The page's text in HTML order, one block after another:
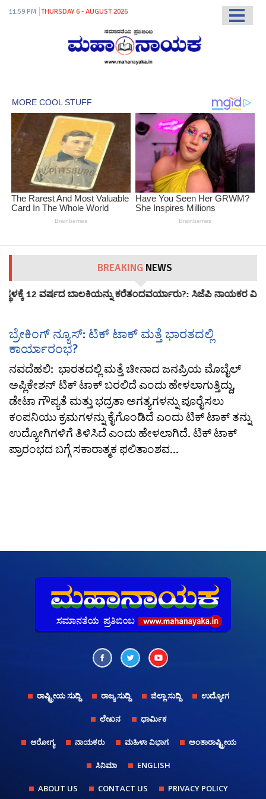
11:59 PM THURSDAY 6 - AUGUST 2026
BREAKING NEWS
12 ವರ್ಷದ ಬಾಲಕಿಯನ್ನು ಕರೆತಂದವರ್ಯಾರು?: ಸಿಜೆಪಿ ನಾಯಕರ
ಬ್ರೇಕಿಂಗ್ ನ್ಯೂಸ್: ಟಿಕ್ ಟಾಕ್ ಮತ್ತೆ ಭಾರತದಲ್ಲಿ
ಕಾರ್ಯಾರಂಭ?
ನವದೆಹಲಿ: ಭಾರತದಲ್ಲಿ ಮತ್ತೆ ಚೀನಾದ ಜನಪ್ರಿಯ ಮೊಬೈಲ್
ಅಪ್ಲಿಕೇಶನ್ ಟಿಕ್ ಟಾಕ್ ಬರಲಿದೆ ಎಂದು ಹೇಳಲಾಗುತ್ತಿದ್ದು,
ಡೇಟಾ ಗೌಪ್ಯತೆ ಮತ್ತು ಭದ್ರತಾ ಅಗತ್ಯಗಳನ್ನು ಪೂರೈಸಲು
ಕಂಪನಿಯು ಕ್ರಮಗಳನ್ನು ಕೈಗೊಂಡಿದೆ ಎಂದು ಟಿಕ್ ಟಾಕ್ ತನ್ನು
ಉದ್ಯೋಗಿಗಳಿಗೆ ತಿಳಿಸಿದೆ ಎಂದು ಹೇಳಲಾಗಿದೆ. ಟಿಕ್ ಟಾಕ್
ಪ್ರಾರಂಭದ ಬಗ್ಗೆ ಸಕಾರಾತ್ಮಕ ಫಲಿತಾಂಶವ...
ರಾಷ್ಟ್ರೀಯ ಸುದ್ದಿ ರಾಜ್ಯ ಸುದ್ದಿ ಜಿಲ್ಲಾ ಸುದ್ದಿ ಉದ್ಯೋಗ
ಲೇಖನ ಧಾರ್ಮಿಕ
ಆರೋಗ್ಯ ನಾಯಕರು ಮಹಿಳಾ ವಿಭಾಗ ಅಂತಾರಾಷ್ಟ್ರೀಯ
ಸಿನಿಮಾ ENGLISH
ABOUT US CONTACT US PRIVACY POLICY